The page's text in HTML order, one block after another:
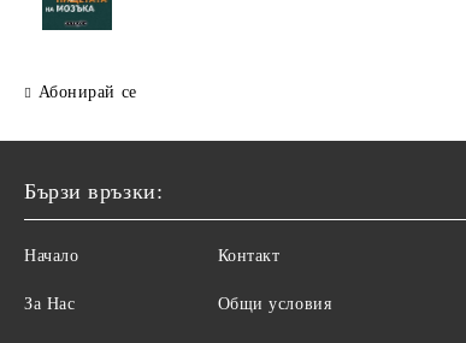
Абонирай се
Бързи връзки:
Начало
За Нас
Контакт
Общи условия